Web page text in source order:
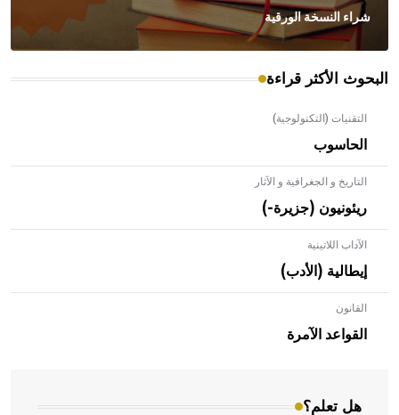
شراء النسخة الورقية
البحوث الأكثر قراءة
التقنيات (التكنولوجية)
الحاسوب
التاريخ و الجغرافية و الآثار
ريئونيون (جزيرة-)
الآداب اللاتينية
إيطالية (الأدب)
القانون
القواعد الآمرة
هل تعلم؟
- هل تعلم أن الأبلق نوع من الفنون الهندسية التي ارتبطت
بالعمارة الإسلامية في بلاد الشام ومصر خاصة، حيث يحرص
المعمار على بناء مداميكه وخاصة في الواجهات